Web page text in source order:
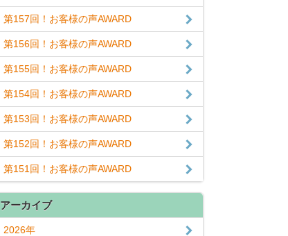
第157回！お客様の声AWARD
第156回！お客様の声AWARD
第155回！お客様の声AWARD
第154回！お客様の声AWARD
第153回！お客様の声AWARD
第152回！お客様の声AWARD
第151回！お客様の声AWARD
アーカイブ
2026年